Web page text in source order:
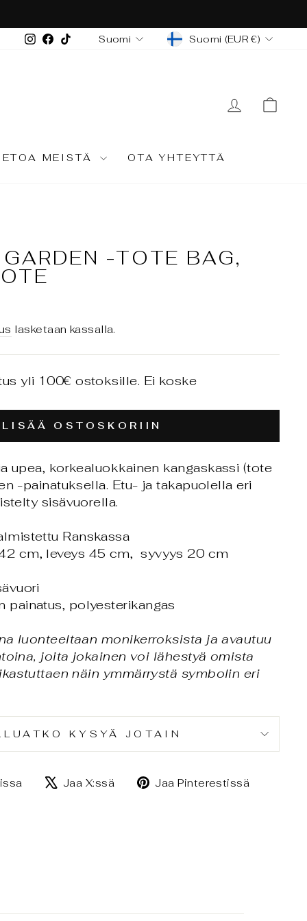
Instagram
Facebook
TikTokKIELI
Suomi VALUUTTA
Suomi (EUR €)
MEISTÄ OTA YHTEYTTÄ
-TOTE BAG,
lasketaan kassalla.
yli 100€ ostoksille. Ei koske
LISÄÄ OSTOSKORIIN
upea, korkealuokkainen kangaskassi (tote
-painatuksella. Etu- ja takapuolella eri
sisävuorella.
Ranskassa
cm, leveys 45 cm, syvyys 20 cm
painatus, polyesterikangas
luonteeltaan monikerroksista ja avautuu
joita jokainen voi lähestyä omista
näin ymmärrystä symbolin eri
KYSYÄ JOTAIN
Jaa
Jaa X:ssä
Jaa
Jaa Pinterestissä